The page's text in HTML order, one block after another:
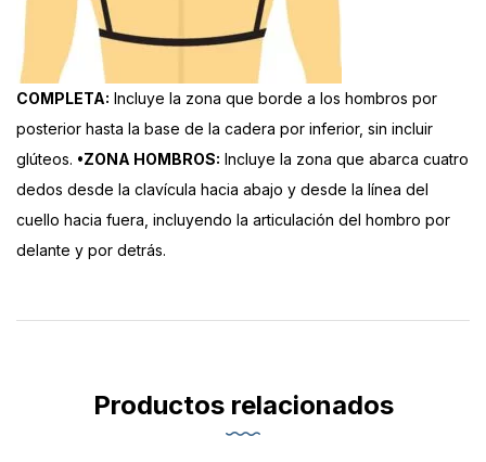
COMPLETA: Incluye la zona que borde a los hombros por
posterior hasta la base de la cadera por inferior, sin incluir
glúteos. •ZONA HOMBROS: Incluye la zona que abarca cuatro
dedos desde la clavícula hacia abajo y desde la línea del
cuello hacia fuera, incluyendo la articulación del hombro por
delante y por detrás.
Productos relacionados